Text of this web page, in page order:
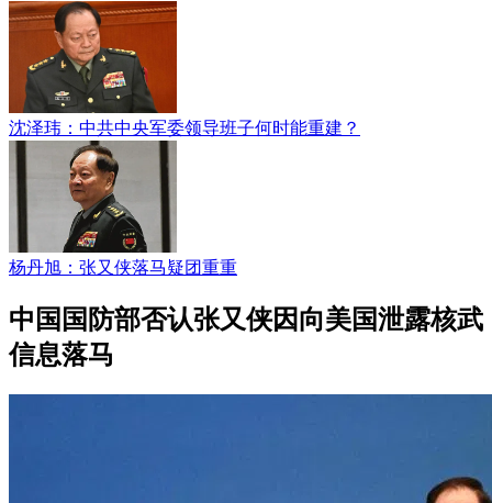
沈泽玮：中共中央军委领导班子何时能重建？
杨丹旭：张又侠落马疑团重重
中国国防部否认张又侠因向美国泄露核武
信息落马